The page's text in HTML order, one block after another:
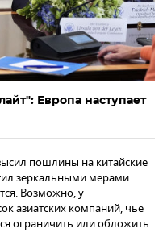
Европа наступает
пошлины на китайские
зеркальными мерами.
Возможно, у
азиатских компаний, чье
ограничить или обложить